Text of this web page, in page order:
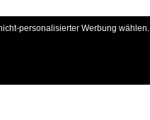
personalisierter Werbung wählen.